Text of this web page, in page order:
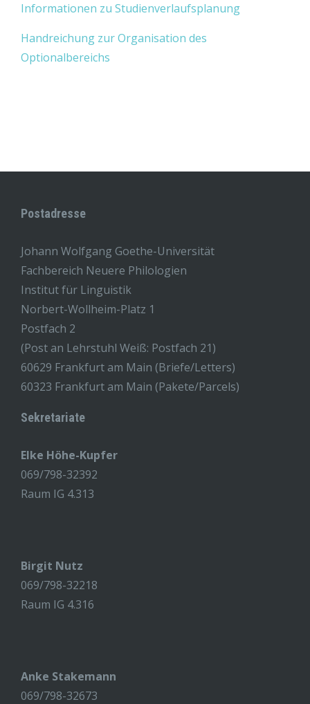
Informationen zu Studienverlaufsplanung
Handreichung zur Organisation des
Optionalbereichs
Postadresse
Johann Wolfgang Goethe-Universität
Fachbereich Neuere Philologien
Institut für Linguistik
Norbert-Wollheim-Platz 1
Postfach 2
(Post an Lehrstuhl Weiß: Postfach 21)
60629 Frankfurt am Main (Briefe/Letters)
60323 Frankfurt am Main (Pakete/Parcels)
Sekretariate
Elke Höhe-Kupfer
069/798-32392
Raum IG 4.313
Birgit Nutz
069/798-32218
Raum IG 4.316
Anke Stakemann
069/798-32673